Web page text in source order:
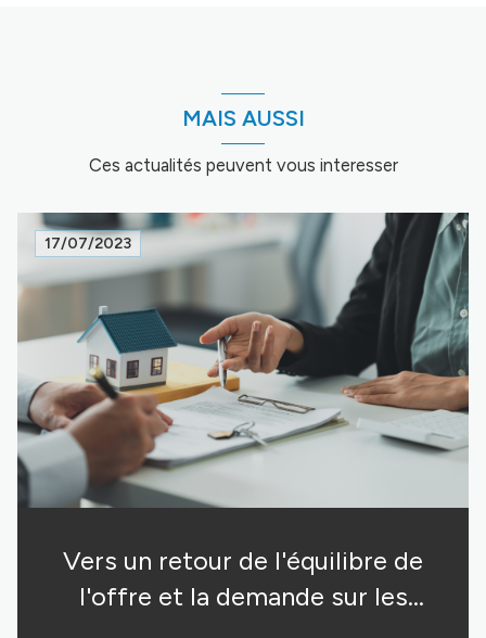
MAIS AUSSI
Ces actualités peuvent vous interesser
17/07/2023
Vers un retour de l'équilibre de
l'offre et la demande sur les